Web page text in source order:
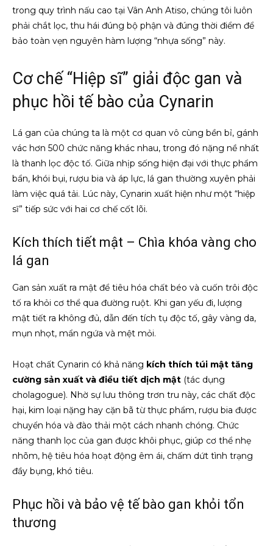
trong quy trình nấu cao tại Vân Anh Atiso, chúng tôi luôn
phải chắt lọc, thu hái đúng bộ phận và đúng thời điểm để
bảo toàn vẹn nguyên hàm lượng “nhựa sống” này.
Cơ chế “Hiệp sĩ” giải độc gan và
phục hồi tế bào của Cynarin
Lá gan của chúng ta là một cơ quan vô cùng bền bỉ, gánh
vác hơn 500 chức năng khác nhau, trong đó nặng nề nhất
là thanh lọc độc tố. Giữa nhịp sống hiện đại với thực phẩm
bẩn, khói bụi, rượu bia và áp lực, lá gan thường xuyên phải
làm việc quá tải. Lúc này, Cynarin xuất hiện như một “hiệp
sĩ” tiếp sức với hai cơ chế cốt lõi.
Kích thích tiết mật – Chìa khóa vàng cho
lá gan
Gan sản xuất ra mật để tiêu hóa chất béo và cuốn trôi độc
tố ra khỏi cơ thể qua đường ruột. Khi gan yếu đi, lượng
mật tiết ra không đủ, dẫn đến tích tụ độc tố, gây vàng da,
mụn nhọt, mẩn ngứa và mệt mỏi.
Hoạt chất Cynarin có khả năng kích thích túi mật tăng
cường sản xuất và điều tiết dịch mật (tác dụng
cholagogue). Nhờ sự lưu thông trơn tru này, các chất độc
hại, kim loại nặng hay cặn bã từ thực phẩm, rượu bia được
chuyển hóa và đào thải một cách nhanh chóng. Chức
năng thanh lọc của gan được khôi phục, giúp cơ thể nhẹ
nhõm, hệ tiêu hóa hoạt động êm ái, chấm dứt tình trạng
đầy bụng, khó tiêu.
Phục hồi và bảo vệ tế bào gan khỏi tổn
thương